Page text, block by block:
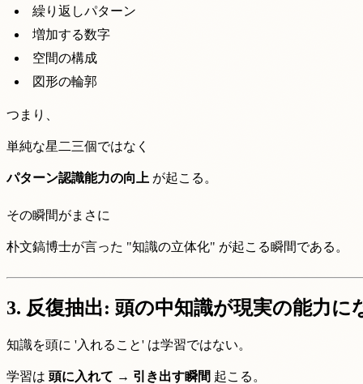
繰り返しパターン
増加する数字
空間の構成
図形の輪郭
つまり、
単純な星二三個ではなく
パターン認識能力の向上 が起こる。
その瞬間がまさに
朴文鎬博士が言った "知識の立体化" が起こる瞬間である。
3. 反復抽出: 頭の中知識が現実の能力に
知識を頭に '入れること' は学習ではない。
学習は 頭に入れて → 引き出す瞬間 起こる。